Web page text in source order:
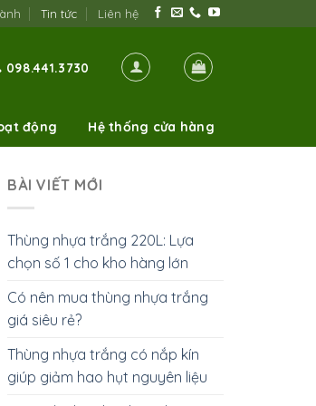
Tin tức Liên hệ
098.441.3730
động Hệ thống cửa hàng
BÀI VIẾT MỚI
Thùng nhựa trắng 220L: Lựa
chọn số 1 cho kho hàng lớn
Có nên mua thùng nhựa trắng
giá siêu rẻ?
Thùng nhựa trắng có nắp kín
giúp giảm hao hụt nguyên liệu